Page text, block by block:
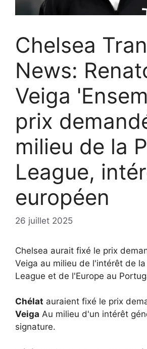
Chelsea
News:
Veiga
prix
milieu de la
League,
européen
26 juillet 2025
Chelsea aurait fixé le prix
Veiga au milieu de l'intérêt de
League et de l'Europe au
Chélat auraient fixé le prix
Veiga Au milieu d'un intérêt
signature.